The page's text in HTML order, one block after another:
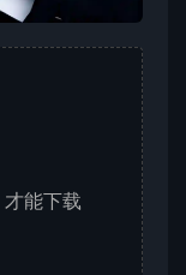
才能下载